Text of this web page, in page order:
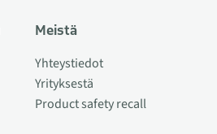
Meistä
Yhteystiedot
Yrityksestä
Product safety recall